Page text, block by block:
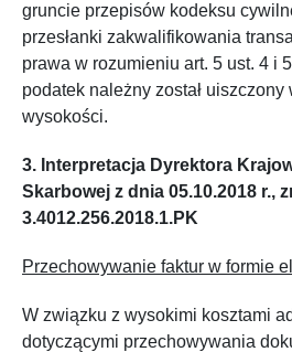
gruncie przepisów kodeksu
przesłanki zakwalifikowania
prawa w rozumieniu art. 5 ust. 4 i
podatek należny został uiszczony
wysokości.
3. Interpretacja Dyrektora
Skarbowej z dnia 05.10.2018 r.,
3.4012.256.2018.1.PK
Przechowywanie faktur w formie
W związku z wysokimi kosztami
dotyczącymi przechowywania